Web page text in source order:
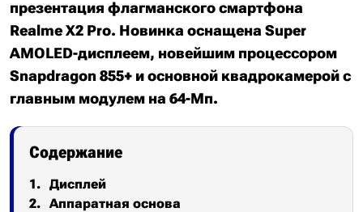
презентация флагманского смартфона
Realme X2 Pro. Новинка оснащена Super
AMOLED-дисплеем, новейшим процессором
Snapdragon 855+ и основной квадрокамерой с
главным модулем на 64-Мп.
Содержание
Дисплей
Аппаратная основа